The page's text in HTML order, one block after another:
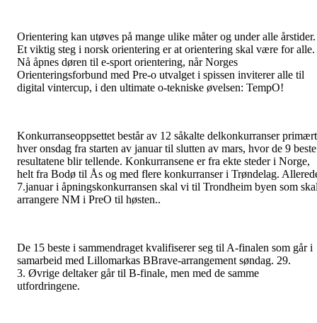
Orientering kan utøves på mange ulike måter og under alle årstider.
Et viktig steg i norsk orientering er at orientering skal være for alle.
Nå åpnes døren til e-sport orientering, når Norges
Orienteringsforbund med Pre-o utvalget i spissen inviterer alle til
digital vintercup, i den ultimate o-tekniske øvelsen: TempO!
Konkurranseoppsettet består av 12 såkalte delkonkurranser primært
hver onsdag fra starten av januar til slutten av mars, hvor de 9 beste
resultatene blir tellende. Konkurransene er fra ekte steder i Norge,
helt fra Bodø til Ås og med flere konkurranser i Trøndelag.
7.januar i åpningskonkurransen skal vi til Trondheim byen som
arrangere NM i PreO til høsten..
De 15 beste i sammendraget kvalifiserer seg til A-finalen som går i
samarbeid med Lillomarkas BBrave-arrangement søndag. 29.
3. Øvrige deltaker går til B-finale, men med de samme
utfordringene.